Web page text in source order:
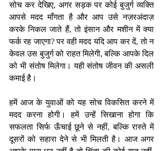
सोच कर देखिए, अगर सड़क पर कोई बुजुर्ग व्यक्ति
आपसे मदद माँगता है और आप उसे नज़रअंदाज़
करके निकल जाते हैं, तो इंसान और मशीन में क्या
फर्क रह जाएगा? पर वही मदद यदि आप कर दें, तो न
केवल उस बुजुर्ग को राहत मिलेगी, बल्कि आपके दिल
को भी संतोष मिलेगा। यही संतोष जीवन की असली
कमाई है।
हमें आज के युवाओं को यह सोच विकसित करने में
मदद करना होगी। हमें उन्हें सिखाना होगा कि
सफलता सिर्फ ऊँचाई छूने से नहीं, बल्कि रास्ते में
दूसरों को सहारा देने से भी मिलती है। आज अगर